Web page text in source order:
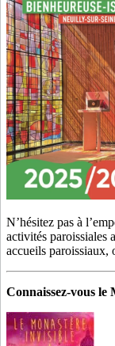
N’hésitez pas à
activités paroissiales
accueils paroissiaux,
Connaissez-vous le